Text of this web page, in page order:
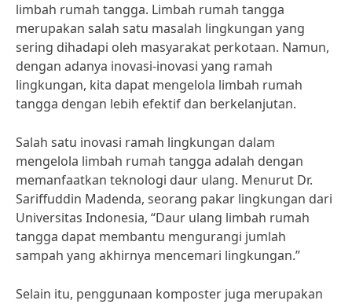
limbah rumah tangga. Limbah rumah tangga
merupakan salah satu masalah lingkungan yang
sering dihadapi oleh masyarakat perkotaan. Namun,
dengan adanya inovasi-inovasi yang ramah
lingkungan, kita dapat mengelola limbah rumah
tangga dengan lebih efektif dan berkelanjutan.
Salah satu inovasi ramah lingkungan dalam
mengelola limbah rumah tangga adalah dengan
memanfaatkan teknologi daur ulang. Menurut Dr.
Sariffuddin Madenda, seorang pakar lingkungan dari
Universitas Indonesia, “Daur ulang limbah rumah
tangga dapat membantu mengurangi jumlah
sampah yang akhirnya mencemari lingkungan.”
Selain itu, penggunaan komposter juga merupakan